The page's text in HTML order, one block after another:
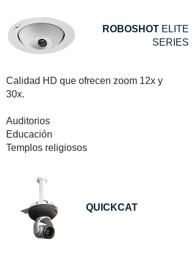
ROBOSHOT ELITE
SERIES
Calidad HD que ofrecen zoom 12x y
30x.
Auditorios
Educación
Templos religiosos
QUICKCAT